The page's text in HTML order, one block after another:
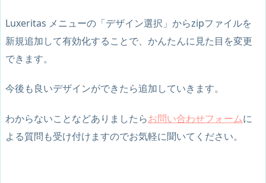
Luxeritas メニューの「デザイン選択」からzipファイルを
新規追加して有効化することで、かんたんに見た目を変更
できます。
今後も良いデザインができたら追加していきます。
わからないことなどありましたらお問い合わせフォームに
よる質問も受け付けますのでお気軽に聞いてください。